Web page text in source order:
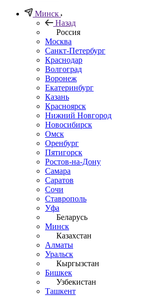
Минск
Назад
Россия
Москва
Санкт-Петербург
Краснодар
Волгоград
Воронеж
Екатеринбург
Казань
Красноярск
Нижний Новгород
Новосибирск
Омск
Оренбург
Пятигорск
Ростов-на-Дону
Самара
Саратов
Сочи
Ставрополь
Уфа
Беларусь
Минск
Казахстан
Алматы
Уральск
Кыргызстан
Бишкек
Узбекистан
Ташкент